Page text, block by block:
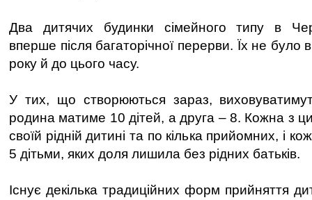
Два дитячих будинки сімейного типу в
вперше після багаторічної перерви. Їх не було
року й до цього часу.
У тих, що створюються зараз,
родина матиме 10 дітей, а друга – 8. Кожна з
своїй рідній дитині та по кілька прийомних, і
5 дітьми, яких доля лишила без рідних батьків.
Існує декілька традиційних форм прийняття